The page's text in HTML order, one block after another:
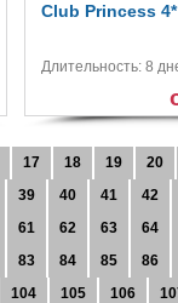
Club Princess 4*
Длительность: 8
17 18 19 20
39 40 41 42
61 62 63 64
83 84 85 86
104 105 106